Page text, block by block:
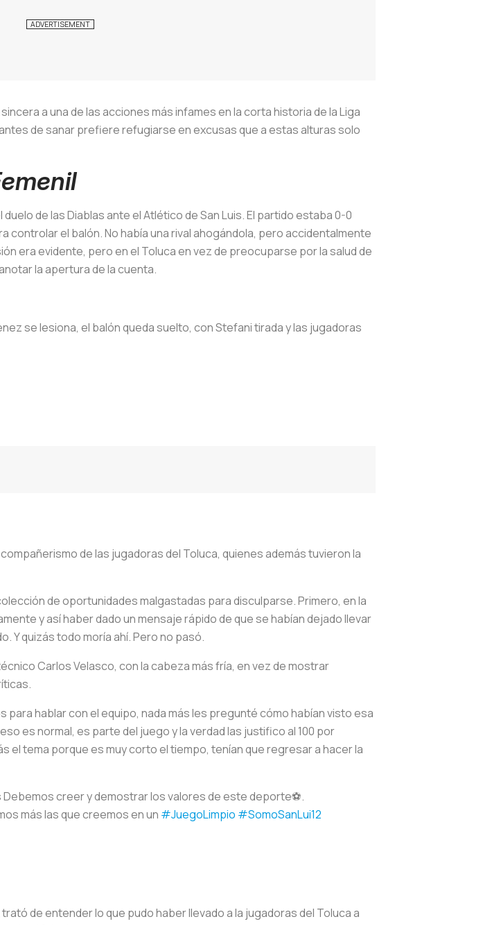
a una de las acciones más infames en la corta historia de la Liga
de sanar prefiere refugiarse en excusas que a estas alturas solo
de las Diablas ante el Atlético de San Luis. El partido estaba 0-0
controlar el balón. No había una rival ahogándola, pero accidentalmente
era evidente, pero en el Toluca en vez de preocuparse por la salud de
la apertura de la cuenta.
se lesiona, el balón queda suelto, con Stefani tirada y las jugadoras
de las jugadoras del Toluca, quienes además tuvieron la
de oportunidades malgastadas para disculparse. Primero, en la
y así haber dado un mensaje rápido de que se habían dejado llevar
Y quizás todo moría ahí. Pero no pasó.
Carlos Velasco, con la cabeza más fría, en vez de mostrar
hablar con el equipo, nada más les pregunté cómo habían visto esa
es normal, es parte del juego y la verdad las justifico al 100 por
el tema porque es muy corto el tiempo, tenían que regresar a hacer la
creer y demostrar los valores de este deporte⚽️.
más las que creemos en un #JuegoLimpio #SomoSanLui12
de entender lo que pudo haber llevado a la jugadoras del Toluca a